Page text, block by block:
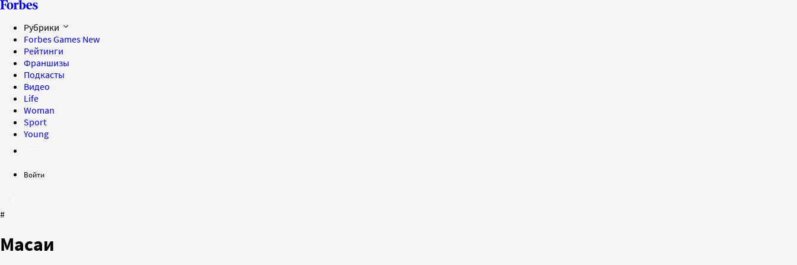
Рубрики
Forbes Games New
Рейтинги
Франшизы
Подкасты
Видео
Life
Woman
Sport
Young
Войти
#
Масаи